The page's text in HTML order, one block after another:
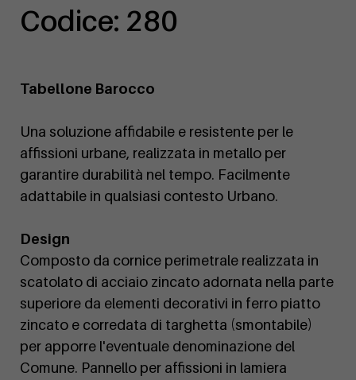
Codice: 280
Tabellone Barocco
Una soluzione affidabile e resistente per le
affissioni urbane, realizzata in metallo per
garantire durabilità nel tempo. Facilmente
adattabile in qualsiasi contesto Urbano.
Design
Composto da cornice perimetrale realizzata in
scatolato di acciaio zincato adornata nella parte
superiore da elementi decorativi in ferro piatto
zincato e corredata di targhetta (smontabile)
per apporre l'eventuale denominazione del
Comune. Pannello per affissioni in lamiera